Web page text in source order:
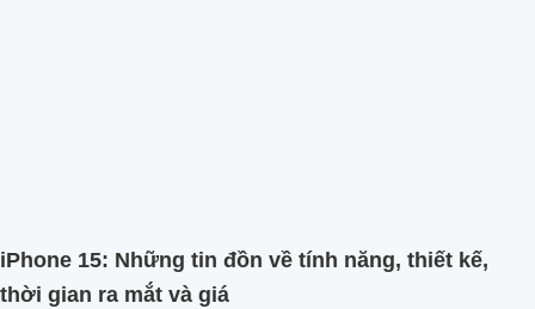
iPhone 15: Những tin đồn về tính năng, thiết kế,
thời gian ra mắt và giá